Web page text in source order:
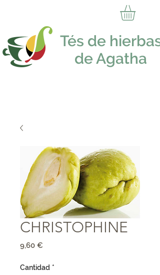
Tés de hierbas
de Agatha
CHRISTOPHINE
9,60 €
Cantidad *